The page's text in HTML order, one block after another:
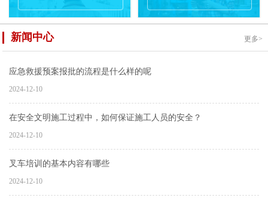
新闻中心 更多>
应急救援预案报批的流程是什么样的呢
2024-12-10
在安全文明施工过程中，如何保证施工人员的安全？
2024-12-10
叉车培训的基本内容有哪些
2024-12-10